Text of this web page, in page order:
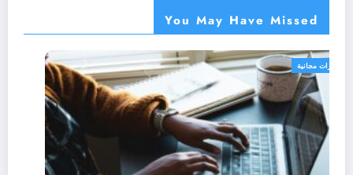
You May Have Missed
دورات مجانية